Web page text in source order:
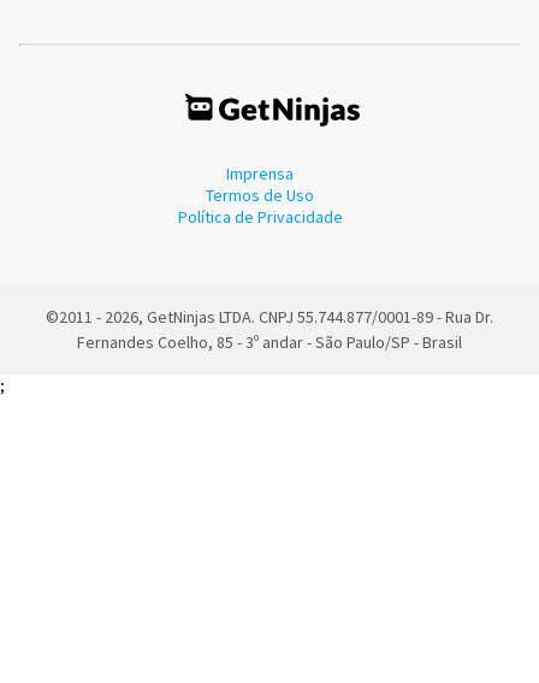
Imprensa
Termos de Uso
Política de Privacidade
©2011 - 2026, GetNinjas LTDA. CNPJ 55.744.877/0001-89 - Rua Dr.
Fernandes Coelho, 85 - 3º andar - São Paulo/SP - Brasil
;